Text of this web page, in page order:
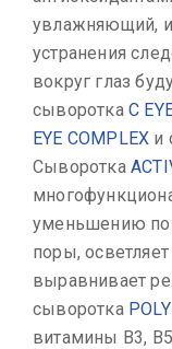
увлажняющий,
устранения
вокруг глаз
сыворотка C
EYE COMPLEX и
Сыворотка
уменьшению
поры,
выравнивает
сыворотка
витамины В3,